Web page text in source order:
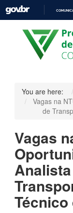
You are here:
Vagas na
de
Vagas
Técnico